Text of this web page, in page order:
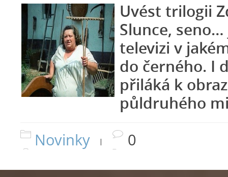
Uvést trilogii
Slunce,
televizi v
do černého. I
přiláká k
půldruhého
Novinky | 0